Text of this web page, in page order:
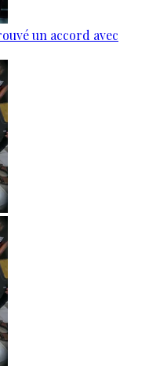
un accord avec